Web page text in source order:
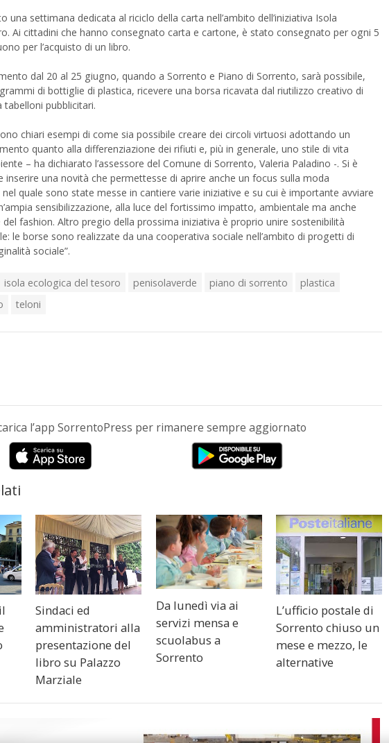
una settimana dedicata al riciclo della carta nell’ambito dell’iniziativa Isola
Ai cittadini che hanno consegnato carta e cartone, è stato consegnato per ogni 5
per l’acquisto di un libro.
dal 20 al 25 giugno, quando a Sorrento e Piano di Sorrento, sarà possibile,
di bottiglie di plastica, ricevere una borsa ricavata dal riutilizzo creativo di
pubblicitari.
chiari esempi di come sia possibile creare dei circoli virtuosi adottando un
quanto alla differenziazione dei rifiuti e, più in generale, uno stile di vita
– ha dichiarato l’assessore del Comune di Sorrento, Valeria Paladino -. Si è
una novità che permettesse di aprire anche un focus sulla moda
quale sono state messe in cantiere varie iniziative e su cui è importante avviare
sensibilizzazione, alla luce del fortissimo impatto, ambientale ma anche
fashion. Altro pregio della prossima iniziativa è proprio unire sostenibilità
le borse sono realizzate da una cooperativa sociale nell’ambito di progetti di
sociale”.
isola ecologica del tesoro penisolaverde piano di sorrento
plastica
teloni
l’app SorrentoPress per rimanere sempre aggiornato
Sindaci ed
amministratori alla
presentazione del
libro su Palazzo
Marziale
Da lunedì via ai
servizi mensa e
scuolabus a
Sorrento
L’ufficio postale di
Sorrento chiuso un
mese e mezzo, le
alternative